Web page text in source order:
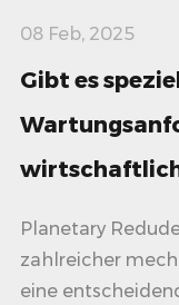
08 Feb, 2025
Gibt es
Planetary
zahlreicher
eine